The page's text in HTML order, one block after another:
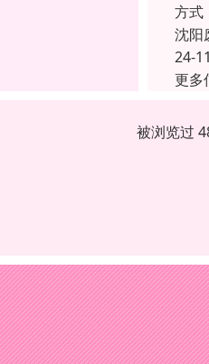
方式
沈阳
24-
更多
被浏览过